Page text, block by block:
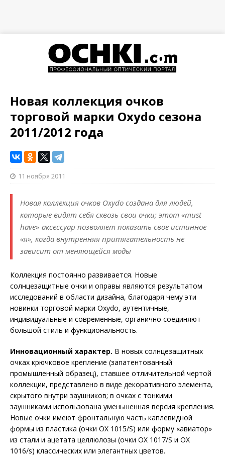
Новая коллекция очков
торговой марки Oxydo сезона
2011/2012 года
11 ноября 2011
Новая коллекция очков Oxydo создана для людей,
которые видят себя сквозь свои очки; этот «must
have»-аксессуар позволяет показать свое истинное
«я», когда внутренняя притягательность не
зависит от меняющейся моды
Коллекция постоянно развивается. Новые
солнцезащитные очки и оправы являются результатом
исследований в области дизайна, благодаря чему эти
новинки торговой марки Oxydo, аутентичные,
индивидуальные и современные, органично соединяют
большой стиль и функциональность.
Инновационный характер. В новых солнцезащитных
очках крючковое крепление (запатентованный
промышленный образец), ставшее отличительной чертой
коллекции, представлено в виде декоративного элемента,
скрытого внутри заушников; в очках с тонкими
заушниками использована уменьшенная версия крепления.
Новые очки имеют фронтальную часть каплевидной
формы из пластика (очки OX 1015/S) или форму «авиатор»
из стали и ацетата целлюлозы (очки OX 1017/S и OX
1016/s) классических или элегантных цветов.